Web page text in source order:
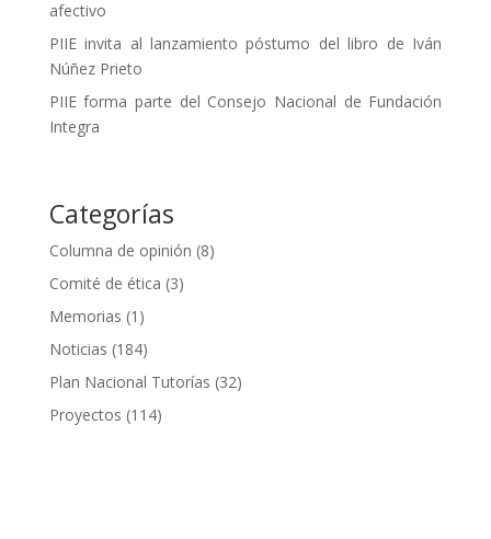
afectivo
PIIE invita al lanzamiento póstumo del libro de Iván
Núñez Prieto
PIIE forma parte del Consejo Nacional de Fundación
Integra
Categorías
Columna de opinión (8)
Comité de ética (3)
Memorias (1)
Noticias (184)
Plan Nacional Tutorías (32)
Proyectos (114)